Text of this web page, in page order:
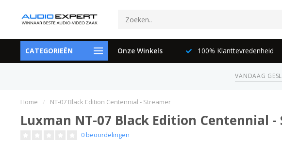
CATEGORIEËN Onze Winkels
073-6897729 100% Klanttevredenheid
VANDAAG
Home / NT-07 Black Edition Centennial - Streamer
Luxman NT-07 Black Edition Centennial
0 beoordelingen